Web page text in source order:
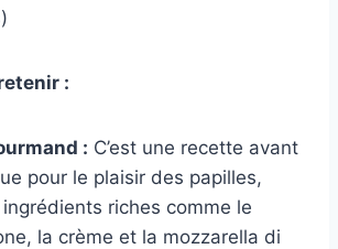
:
: C’est une recette avant
pour le plaisir des papilles,
riches comme le
la crème et la mozzarella di